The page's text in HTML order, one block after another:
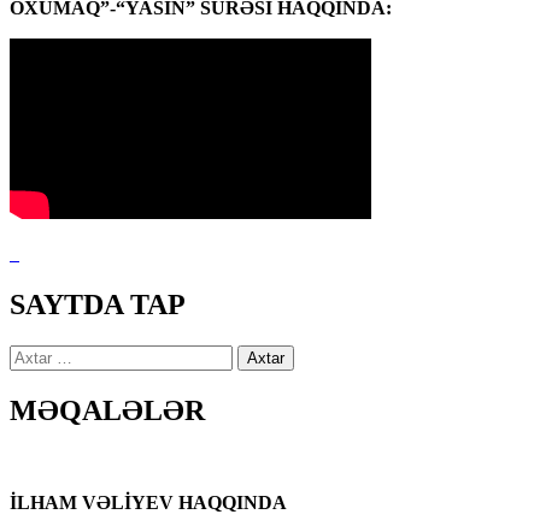
OXUMAQ”-“YASİN” SURƏSİ HAQQINDA:
SAYTDA TAP
Axtarış:
MƏQALƏLƏR
İLHAM VƏLİYEV HAQQINDA